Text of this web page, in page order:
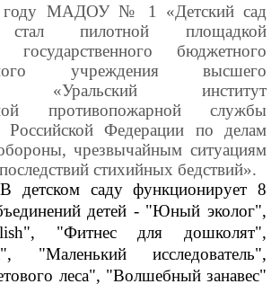
МАДОУ № 1 «Детский сад
стал пилотной площадкой
государственного бюджетного
учреждения высшего
«Уральский институт
противопожарной службы
Российской Федерации по делам
чрезвычайным ситуациям
стихийных бедствий».
саду функционирует 8
детей - "Юный эколог",
"Фитнес для дошколят",
"Маленький исследователь",
леса", "Волшебный занавес"